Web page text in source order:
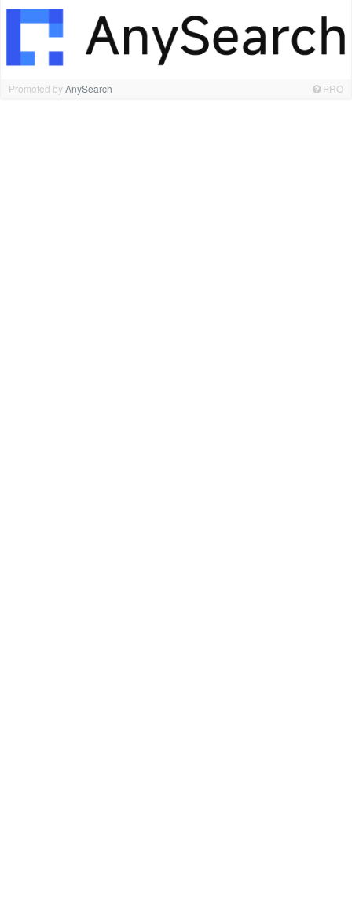
Promoted byAnySearch PRO